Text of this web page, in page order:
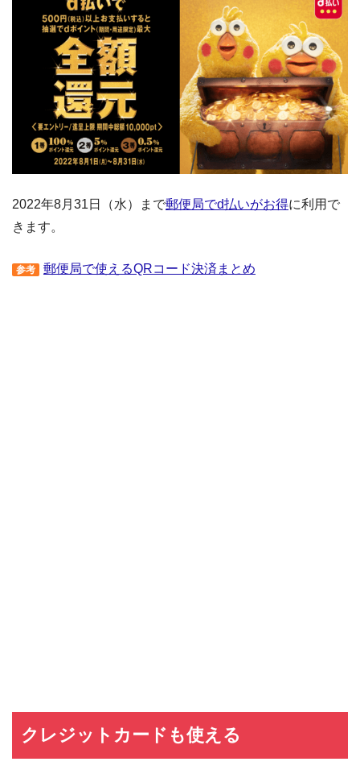
2022年8月31日（水）まで郵便局でd払いがお得に利用で
きます。
参考 郵便局で使えるQRコード決済まとめ
クレジットカードも使える